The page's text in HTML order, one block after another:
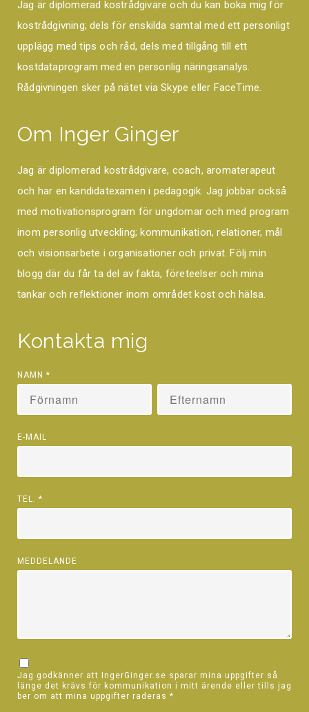
Jag är diplomerad kostrådgivare och du kan boka mig för
kostrådgivning; dels för enskilda samtal med ett personligt
upplägg med tips och råd, dels med tillgång till ett
kostdataprogram med en personlig näringsanalys.
Rådgivningen sker på nätet via Skype eller FaceTime.
Om Inger Ginger
Jag är diplomerad kostrådgivare, coach, aromaterapeut
och har en kandidatexamen i pedagogik. Jag jobbar också
med motivationsprogram för ungdomar och med program
inom personlig utveckling; kommunikation, relationer, mål
och visionsarbete i organisationer och privat. Följ min
blogg där du får ta del av fakta, företeelser och mina
tankar och reflektioner inom området kost och hälsa.
Kontakta mig
NAMN *
E-MAIL
TEL. *
MEDDELANDE
Jag godkänner att IngerGinger.se sparar mina uppgifter så
länge det krävs för kommunikation i mitt ärende eller tills jag
ber om att mina uppgifter raderas *